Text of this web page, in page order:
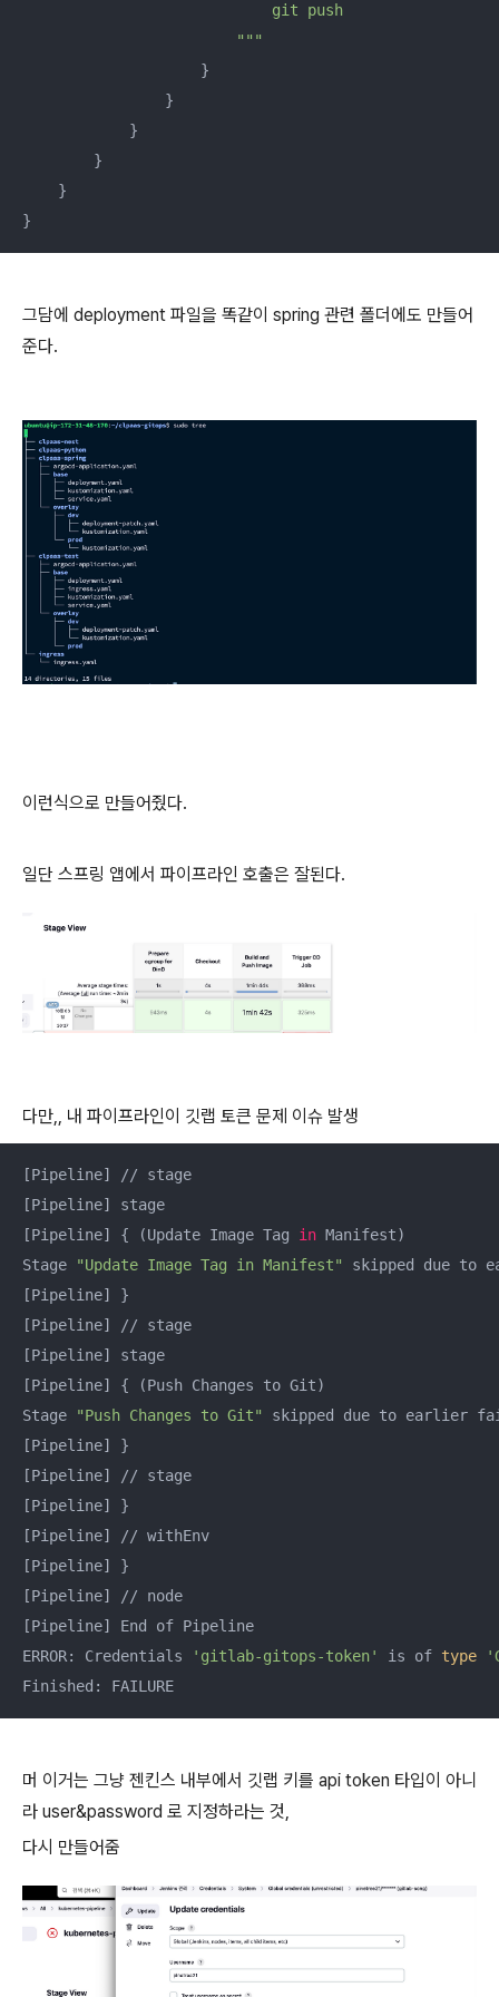
                            git push
                        "
""
                    }
                }
            }
        }
    }
}
그담에 deployment 파일을 똑같이 spring 관련 폴더에도 만들어
준다.
이런식으로 만들어줬다.
일단 스프링 앱에서 파이프라인 호출은 잘된다.
다만,, 내 파이프라인이 깃랩 토큰 문제 이슈 발생
[Pipeline] // stage
[Pipeline] stage
[Pipeline] { (Update Image Tag in Manifest)
Stage
"Update Image Tag in Manifest"
skipped due to
[Pipeline] }
[Pipeline] // stage
[Pipeline] stage
[Pipeline] { (Push Changes to Git)
Stage
"Push Changes to Git"
skipped due to earlier
[Pipeline] }
[Pipeline] // stage
[Pipeline] }
[Pipeline] // withEnv
[Pipeline] }
[Pipeline] // node
[Pipeline] End of Pipeline
ERROR: Credentials
'gitlab-gitops-token' is of type
Finished: FAILURE
머 이거는 그냥 젠킨스 내부에서 깃랩 키를 api token 타입이 아니
라 user&password 로 지정하라는 것,
다시 만들어줌